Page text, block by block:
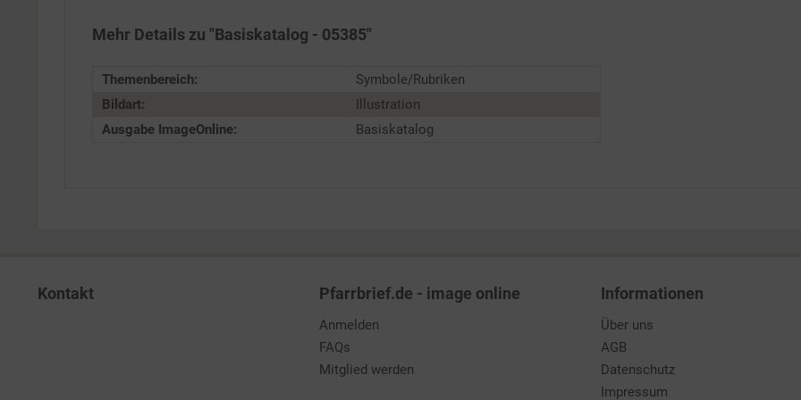
Mehr Details zu "Basiskatalog - 05385"
Themenbereich:
Symbole/Rubriken
Bildart:
Illustration
Ausgabe ImageOnline:
Basiskatalog
Kontakt Pfarrbrief.de - image online
Anmelden
FAQs
Mitglied werden
Informationen
Über uns
AGB
Datenschutz
Impressum
Service